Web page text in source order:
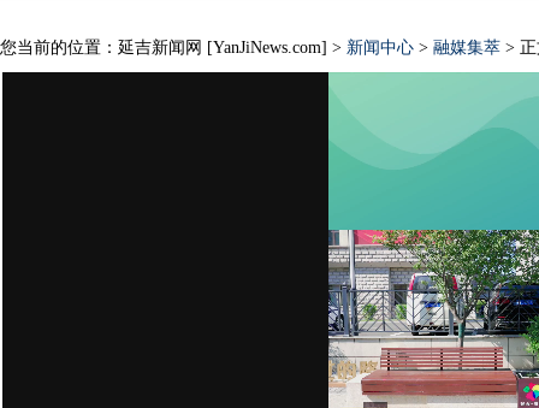
您当前的位置：延吉新闻网 [YanJiNews.com] > 新闻中心 > 融媒集萃 >